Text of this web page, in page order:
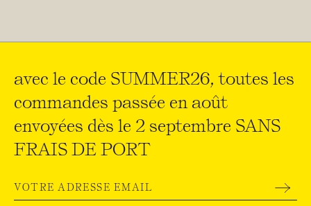
avec le code SUMMER26, toutes les
commandes passée en août
envoyées dès le 2 septembre SANS
FRAIS DE PORT